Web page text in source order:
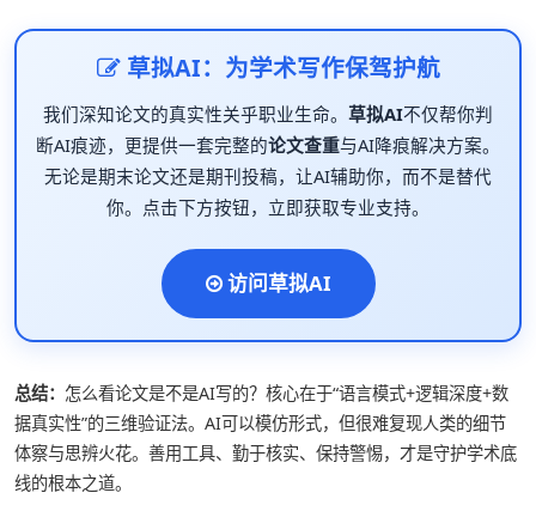
草拟AI：为学术写作保驾护航
我们深知论文的真实性关乎职业生命。 草拟AI不仅帮你判
断AI痕迹，更提供一套完整的论文查重与AI降痕解决方案。
无论是期末论文还是期刊投稿，让AI辅助你，而不是替代
你。点击下方按钮，立即获取专业支持。
访问草拟AI
总结： 怎么看论文是不是AI写的？核心在于“语言模式+逻辑深度+数
据真实性”的三维验证法。AI可以模仿形式，但很难复现人类的细节
体察与思辨火花。善用工具、勤于核实、保持警惕，才是守护学术底
线的根本之道。